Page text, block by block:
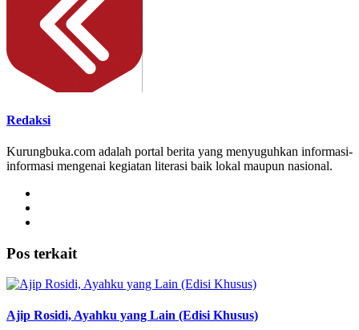
Redaksi
Kurungbuka.com adalah portal berita yang menyuguhkan informasi-
informasi mengenai kegiatan literasi baik lokal maupun nasional.
Pos terkait
Ajip Rosidi, Ayahku yang Lain (Edisi Khusus)